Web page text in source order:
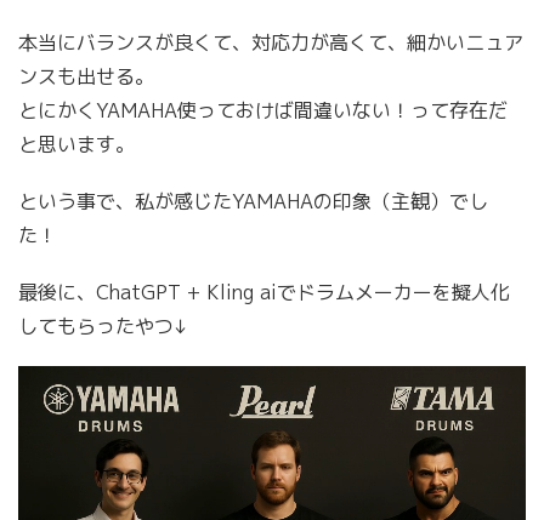
本当にバランスが良くて、対応力が高くて、細かいニュア
ンスも出せる。
とにかくYAMAHA使っておけば間違いない！って存在だ
と思います。
という事で、私が感じたYAMAHAの印象（主観）でし
た！
最後に、ChatGPT + Kling aiでドラムメーカーを擬人化
してもらったやつ↓